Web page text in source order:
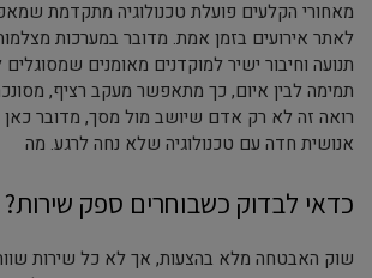
מאחורי הקלעים פועלת טכנולוגיה מתקדמת
לאתר אירועים בזמן אמת. מדובר במערכות
תנועה וחיבור ישיר למוקדנים מאומנים שמסוגלים
תמימה לבין איום, כך מתאפשר מעקב רציף,
רואה זה לא רק אדם שיושב מול מסך, מדובר כאן
אנושית חדה עם טכנולוגיה שלא נחה לרגע. מה
כדאי לבדוק כשבוחרים ספק שירות?
שוק האבטחה מלא בהצעות, אך לא כל שירות